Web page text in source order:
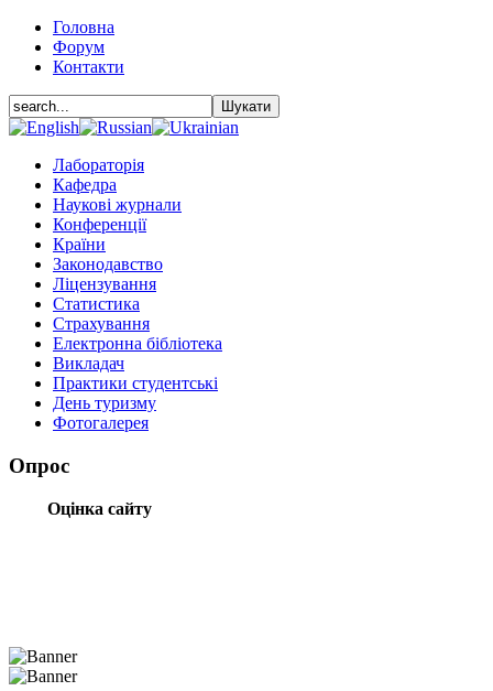
Головна
Форум
Контакти
Лабораторія
Кафедра
Наукові журнали
Конференції
Країни
Законодавство
Ліцензування
Статистика
Страхування
Електронна бібліотека
Викладач
Практики студентські
День туризму
Фотогалерея
Опрос
Оцінка сайту